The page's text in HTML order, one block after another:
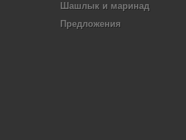
Шашлык и маринад
Предложения